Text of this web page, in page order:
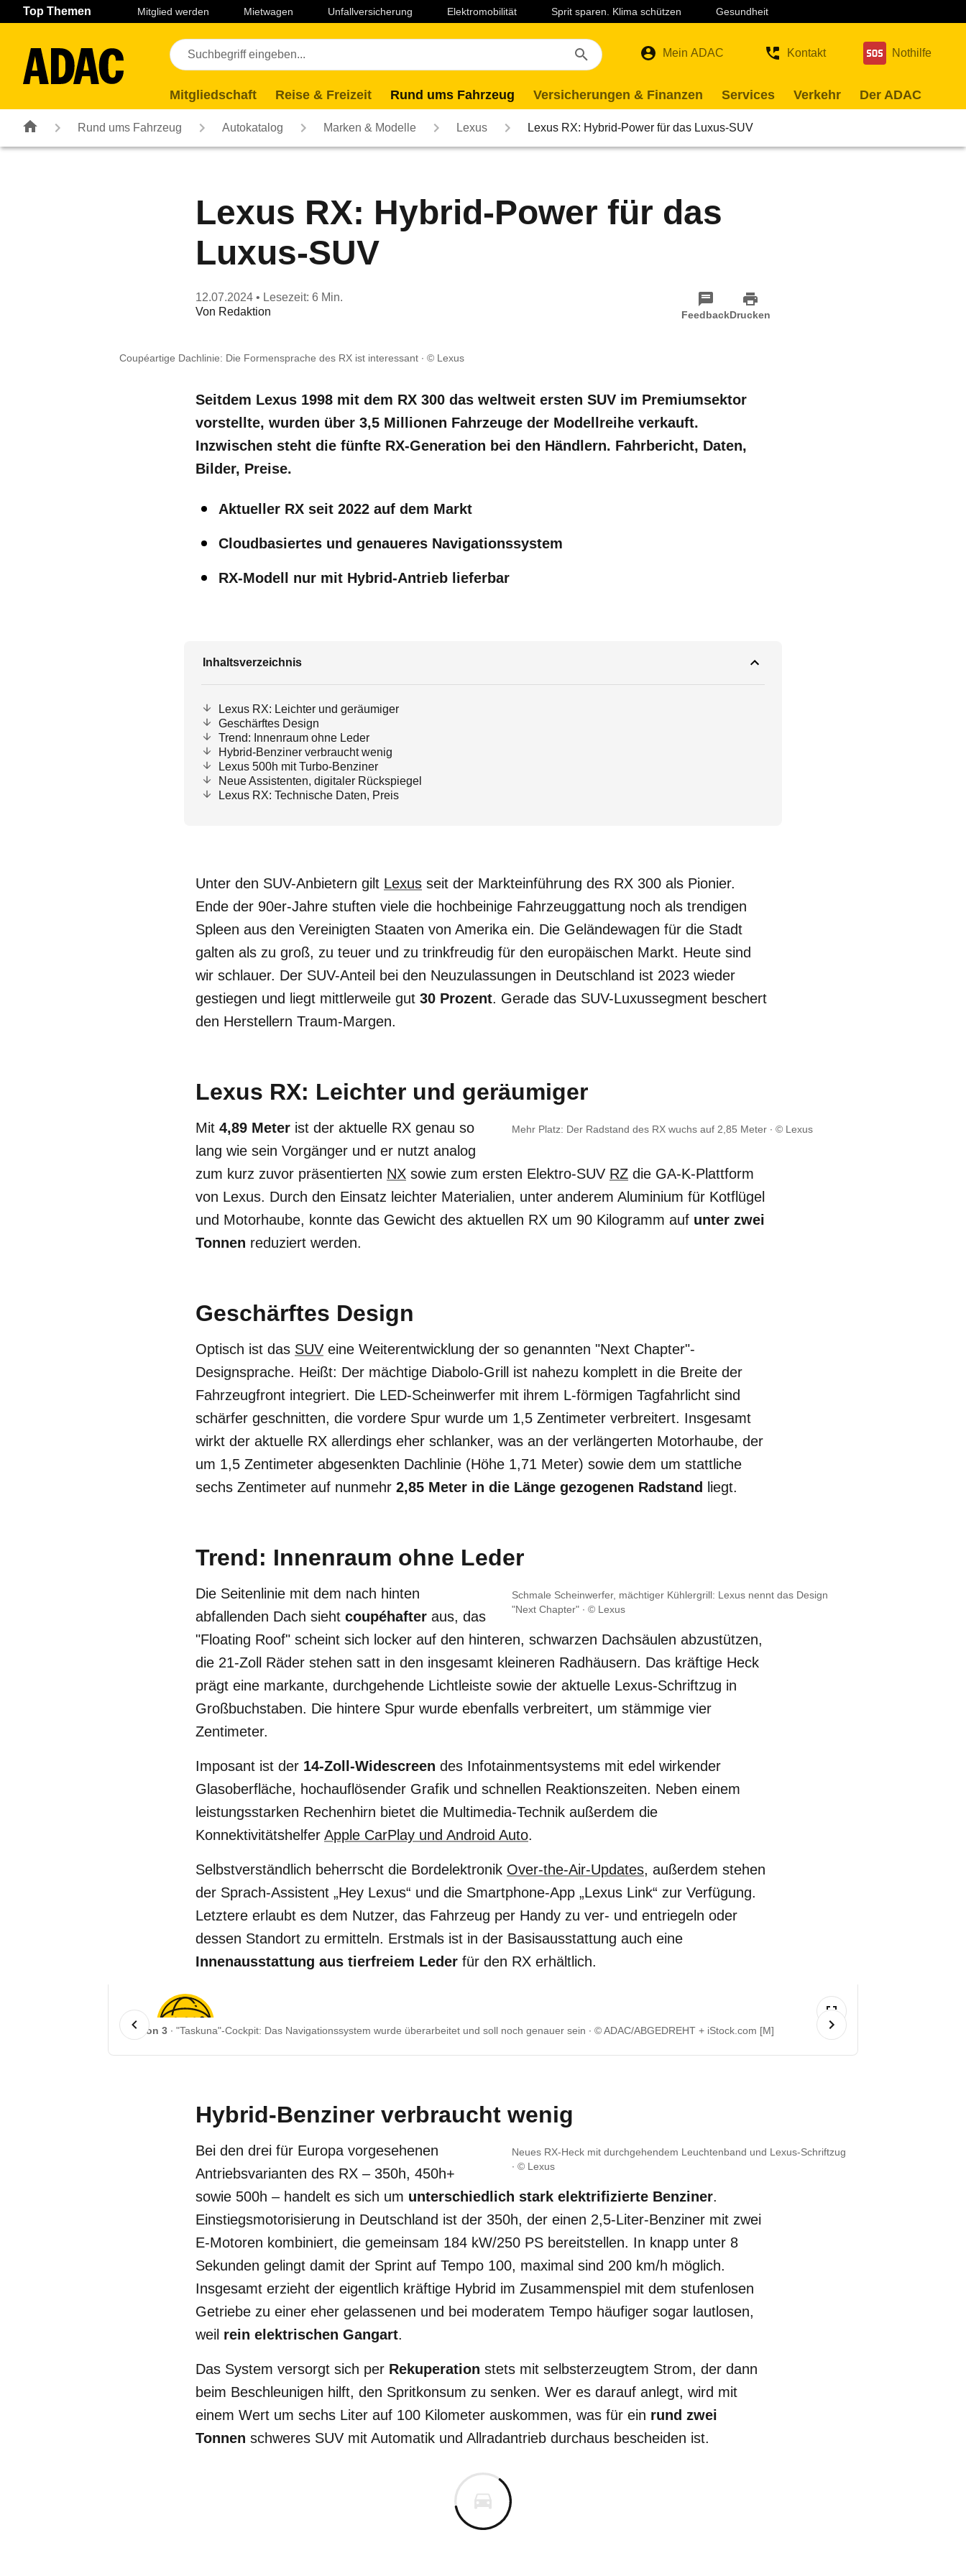
Navigation Seiteninhalt Fußzeile
Top Themen Mitglied werden Mietwagen Unfallversicherung Elektromobilität Sprit sparen. Klima schützen Gesundheit
Mein ADAC Kontakt Nothilfe
Mitgliedschaft Reise & Freizeit Rund ums Fahrzeug Versicherungen & Finanzen Services Verkehr Der ADAC
Rund ums Fahrzeug Autokatalog Marken & Modelle Lexus Lexus RX: Hybrid-Power für das Luxus-SUV
Lexus RX: Hybrid-Power für das
Luxus-SUV
12.07.2024 • Lesezeit: 6 Min.
Von Redaktion FeedbackDrucken
Coupéartige Dachlinie: Die Formensprache des RX ist interessant © Lexus
Seitdem Lexus 1998 mit dem RX 300 das weltweit ersten SUV im Premiumsektor
vorstellte, wurden über 3,5 Millionen Fahrzeuge der Modellreihe verkauft.
Inzwischen steht die fünfte RX-Generation bei den Händlern. Fahrbericht, Daten,
Bilder, Preise.
Aktueller RX seit 2022 auf dem Markt
Cloudbasiertes und genaueres Navigationssystem
RX-Modell nur mit Hybrid-Antrieb lieferbar
Inhaltsverzeichnis
Lexus RX: Leichter und geräumiger
Geschärftes Design
Trend: Innenraum ohne Leder
Hybrid-Benziner verbraucht wenig
Lexus 500h mit Turbo-Benziner
Neue Assistenten, digitaler Rückspiegel
Lexus RX: Technische Daten, Preis
Unter den SUV-Anbietern gilt Lexus seit der Markteinführung des RX 300 als Pionier.
Ende der 90er-Jahre stuften viele die hochbeinige Fahrzeuggattung noch als trendigen
Spleen aus den Vereinigten Staaten von Amerika ein. Die Geländewagen für die Stadt
galten als zu groß, zu teuer und zu trinkfreudig für den europäischen Markt. Heute sind
wir schlauer. Der SUV-Anteil bei den Neuzulassungen in Deutschland ist 2023 wieder
gestiegen und liegt mittlerweile gut 30 Prozent. Gerade das SUV-Luxussegment beschert
den Herstellern Traum-Margen.
Lexus RX: Leichter und geräumiger
Mehr Platz: Der Radstand des RX wuchs auf 2,85 Meter © Lexus
Mit 4,89 Meter ist der aktuelle RX genau so
lang wie sein Vorgänger und er nutzt analog
zum kurz zuvor präsentierten NX sowie zum ersten Elektro-SUV RZ die GA-K-Plattform
von Lexus. Durch den Einsatz leichter Materialien, unter anderem Aluminium für Kotflügel
und Motorhaube, konnte das Gewicht des aktuellen RX um 90 Kilogramm auf unter zwei
Tonnen reduziert werden.
Geschärftes Design
Optisch ist das SUV eine Weiterentwicklung der so genannten "Next Chapter"-
Designsprache. Heißt: Der mächtige Diabolo-Grill ist nahezu komplett in die Breite der
Fahrzeugfront integriert. Die LED-Scheinwerfer mit ihrem L-förmigen Tagfahrlicht sind
schärfer geschnitten, die vordere Spur wurde um 1,5 Zentimeter verbreitert. Insgesamt
wirkt der aktuelle RX allerdings eher schlanker, was an der verlängerten Motorhaube, der
um 1,5 Zentimeter abgesenkten Dachlinie (Höhe 1,71 Meter) sowie dem um stattliche
sechs Zentimeter auf nunmehr 2,85 Meter in die Länge gezogenen Radstand liegt.
Trend: Innenraum ohne Leder
Schmale Scheinwerfer, mächtiger Kühlergrill: Lexus nennt das Design
"Next Chapter"
© Lexus
Die Seitenlinie mit dem nach hinten
abfallenden Dach sieht coupéhafter aus, das
"Floating Roof" scheint sich locker auf den hinteren, schwarzen Dachsäulen abzustützen,
die 21-Zoll Räder stehen satt in den insgesamt kleineren Radhäusern. Das kräftige Heck
prägt eine markante, durchgehende Lichtleiste sowie der aktuelle Lexus-Schriftzug in
Großbuchstaben. Die hintere Spur wurde ebenfalls verbreitert, um stämmige vier
Zentimeter.
Imposant ist der 14-Zoll-Widescreen des Infotainmentsystems mit edel wirkender
Glasoberfläche, hochauflösender Grafik und schnellen Reaktionszeiten. Neben einem
leistungsstarken Rechenhirn bietet die Multimedia-Technik außerdem die
Konnektivitätshelfer Apple CarPlay und Android Auto.
Selbstverständlich beherrscht die Bordelektronik Over-the-Air-Updates, außerdem stehen
der Sprach-Assistent „Hey Lexus“ und die Smartphone-App „Lexus Link“ zur Verfügung.
Letztere erlaubt es dem Nutzer, das Fahrzeug per Handy zu ver- und entriegeln oder
dessen Standort zu ermitteln. Erstmals ist in der Basisausstattung auch eine
Innenausstattung aus tierfreiem Leder für den RX erhältlich.
1 von 3 "Taskuna"-Cockpit: Das Navigationssystem wurde überarbeitet und soll noch genauer sein © ADAC/ABGEDREHT + iStock.com [M]
Hybrid-Benziner verbraucht wenig
Neues RX-Heck mit durchgehendem Leuchtenband und Lexus-Schriftzug
© Lexus
Bei den drei für Europa vorgesehenen
Antriebsvarianten des RX – 350h, 450h+
sowie 500h – handelt es sich um unterschiedlich stark elektrifizierte Benziner.
Einstiegsmotorisierung in Deutschland ist der 350h, der einen 2,5-Liter-Benziner mit zwei
E-Motoren kombiniert, die gemeinsam 184 kW/250 PS bereitstellen. In knapp unter 8
Sekunden gelingt damit der Sprint auf Tempo 100, maximal sind 200 km/h möglich.
Insgesamt erzieht der eigentlich kräftige Hybrid im Zusammenspiel mit dem stufenlosen
Getriebe zu einer eher gelassenen und bei moderatem Tempo häufiger sogar lautlosen,
weil rein elektrischen Gangart.
Das System versorgt sich per Rekuperation stets mit selbsterzeugtem Strom, der dann
beim Beschleunigen hilft, den Spritkonsum zu senken. Wer es darauf anlegt, wird mit
einem Wert um sechs Liter auf 100 Kilometer auskommen, was für ein rund zwei
Tonnen schweres SUV mit Automatik und Allradantrieb durchaus bescheiden ist.